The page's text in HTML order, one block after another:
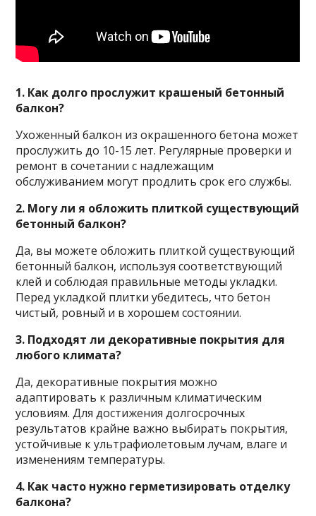
1. Как долго прослужит крашеный бетонный
балкон?
Ухоженный балкон из окрашенного бетона может
прослужить до 10-15 лет. Регулярные проверки и
ремонт в сочетании с надлежащим
обслуживанием могут продлить срок его службы.
2. Могу ли я обложить плиткой существующий
бетонный балкон?
Да, вы можете обложить плиткой существующий
бетонный балкон, используя соответствующий
клей и соблюдая правильные методы укладки.
Перед укладкой плитки убедитесь, что бетон
чистый, ровный и в хорошем состоянии.
3. Подходят ли декоративные покрытия для
любого климата?
Да, декоративные покрытия можно
адаптировать к различным климатическим
условиям. Для достижения долгосрочных
результатов крайне важно выбирать покрытия,
устойчивые к ультрафиолетовым лучам, влаге и
изменениям температуры.
4. Как часто нужно герметизировать отделку
балкона?